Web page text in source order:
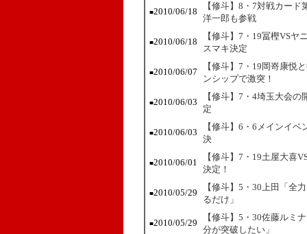
■2010/06/18
【修斗】8・7対戦カー
洋一郎も参戦
■2010/06/18
【修斗】7・19冨樫VS
スマキ決定
■2010/06/07
【修斗】7・19岡嵜康悦
ンシップで激突！
■2010/06/03
【修斗】7・4埼玉大会
定
■2010/06/03
【修斗】6・6メインイ
決
■2010/06/01
【修斗】7・19土屋大喜
決定！
■2010/05/29
【修斗】5・30上田「全
るだけ」
■2010/05/29
【修斗】5・30佐藤ルミ
分が突破したい」